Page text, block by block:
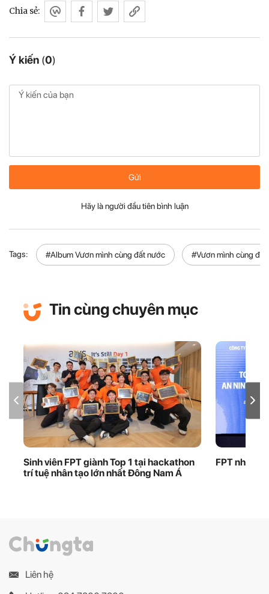
Ý kiến (0)
Chia sẻ:
Gửi
Hãy là người đầu tiên bình luận
Tags: #Album Vươn mình cùng đất nước #Vươn mình cùng đất
Tin cùng chuyên mục
Sinh viên FPT giành Top 1 tại hackathon
trí tuệ nhân tạo lớn nhất Đông Nam Á
FPT nhận
Liên hệ